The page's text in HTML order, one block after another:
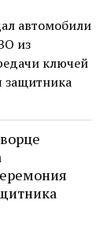
автомобили
из
ключей